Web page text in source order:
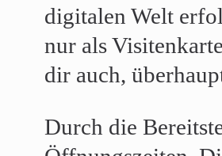
digitalen Welt
nur als
dir auch,
Durch die